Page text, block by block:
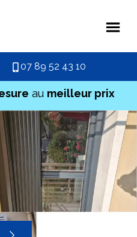
07 89 52 43 10
au meilleur prix